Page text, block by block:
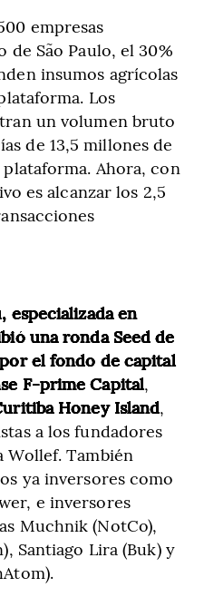
empresas
de São Paulo, el 30%
insumos agrícolas
Los
un volumen bruto
de 13,5 millones de
Ahora, con
es alcanzar los 2,5
especializada en
una ronda Seed de
el fondo de capital
F-prime Capital,
Honey Island,
a los fundadores
Wollef. También
ya inversores como
e inversores
Muchnik (NotCo),
Santiago Lira (Buk) y